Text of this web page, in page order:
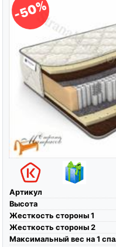
-50%
Артикул
Высота
Жесткость стороны 1
Жесткость стороны 2
Максимальный вес на 1